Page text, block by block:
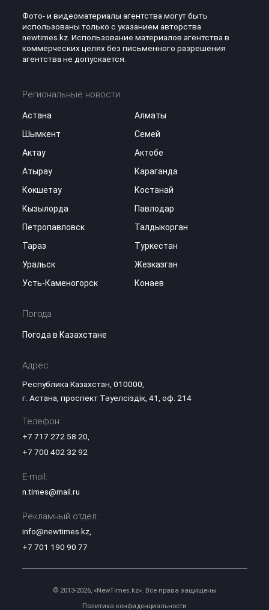
Фото- и видеоматериалы агентства могут быть
использованы только с указанием авторства
newtimes.kz. Использование материалов агентства в
коммерческих целях без письменного разрешения
агентства не допускается.
Региональные новости
Астана
Алматы
Шымкент
Семей
Актау
Актобе
Атырау
Караганда
Кокшетау
Костанай
Кызылорда
Павлодар
Петропавловск
Талдыкорган
Тараз
Туркестан
Уральск
Жезказган
Усть-Каменогорск
Конаев
Погода
Погода в Казахстане
Адрес:
Республика Казахстан, 010000,
г. Астана, проспект Тәуелсіздік, 41, оф. 214
Телефон:
+7 717 272 58 20
+7 700 402 32 92
E-mail:
n.times@mail.ru
Рекламный отдел:
info@newtimes.kz,
+7 701 190 90 77
© 2013-2026, «NewTimes.kz». Все права защищены
Политика конфиденциальности